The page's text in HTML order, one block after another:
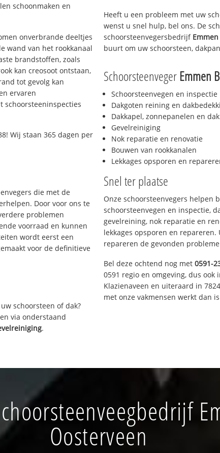
schoonmaken en
onverbrande deeltjes
wand van het rookkanaal
brandstoffen, zoals
kan creosoot ontstaan,
tot gevolg kan
ervaren
schoorsteeninspecties
Wij staan 365 dagen per
die met de
Door voor ons te
problemen
voorraad en kunnen
wordt eerst een
voor de definitieve
schoorsteen of dak?
via onderstaand
.
Heeft u een probleem met uw
wenst u snel hulp, bel ons. De
schoorsteenvegersbedrijf
buurt om uw schoorsteen,
Schoorsteenveger Emmen
Schoorsteenvegen en inspectie
Dakgoten reining en
Dakkapel, zonnepanelen en
Gevelreiniging
Nok reparatie en renovatie
Bouwen van rookkanalen
Lekkages opsporen en
Snel ter plaatse
Onze schoorsteenvegers helpen
schoorsteenvegen en inspectie,
gevelreining, nok reparatie en
lekkages opsporen en
repareren de gevonden
Bel deze ochtend nog met 0591-
0591 regio en omgeving, dus ook
Klazienaveen en uiteraard in
met onze vakmensen werkt dan
Oosterveen